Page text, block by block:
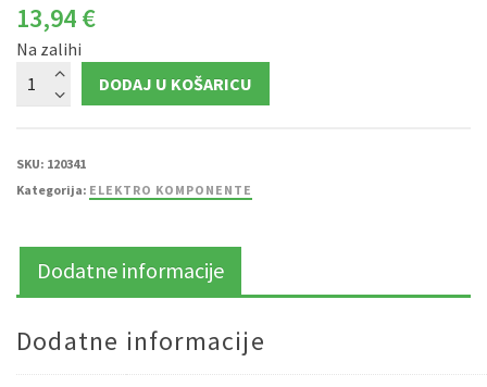
13,94€
Na zalihi
Prekidač
na
dodir
+
memorija
(plastično
DODAJ U KOŠARICU
SKU: 120341
Kategorija: ELEKTRO KOMPONENTE
Dodatne informacije
Dodatne informacije